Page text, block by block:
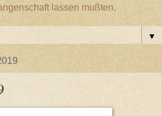
lassen mußten.
▼